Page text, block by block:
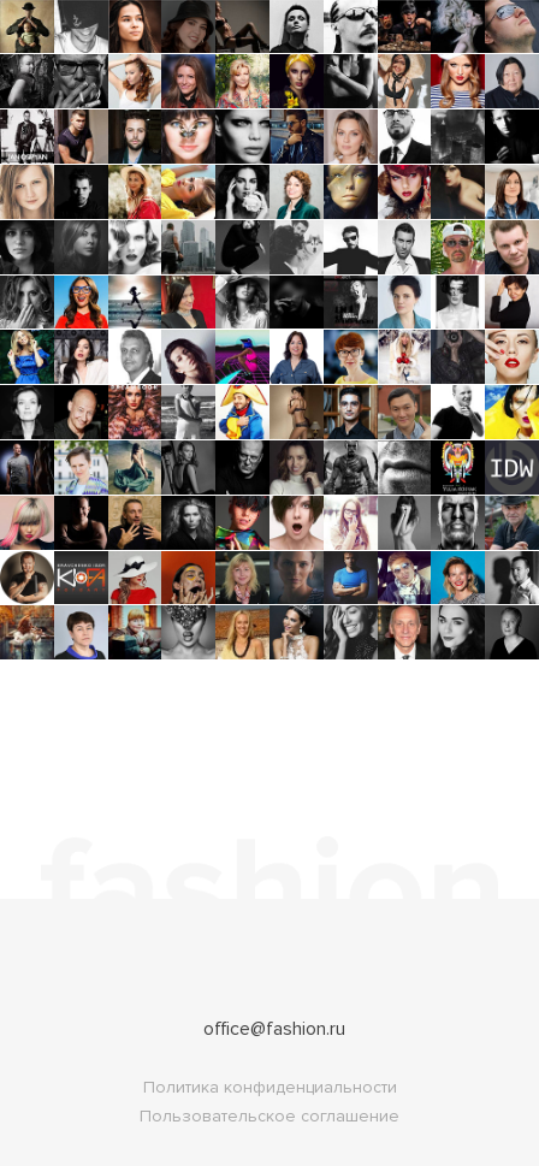
office@fashion.ru
Политика конфиденциальности
Пользовательское соглашение